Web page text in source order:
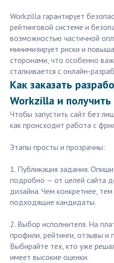
Workzilla гарантирует
рейтинговой системе и
возможностью частичной
минимизирует риски и
сторонами, что особенно
сталкивается с онлайн-
Как заказать
Workzilla и
Чтобы запустить сайт без
как происходит работа с
Этапы просты и прозрачны:
1. Публикация задания.
подробно — от целей сайта
дизайна. Чем конкретнее,
подходящие кандидаты.
2. Выбор исполнителя. На
профили, рейтинги, отзывы и
Выбирайте тех, кто уже
имеет высокие оценки.